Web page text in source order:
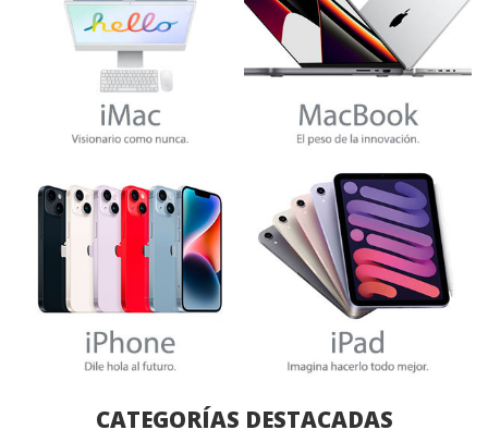
CATEGORÍAS DESTACADAS